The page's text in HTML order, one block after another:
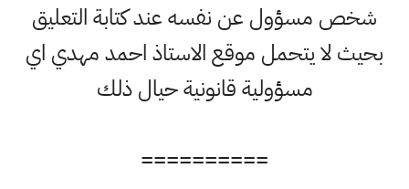
شخص مسؤول عن نفسه عند كتابة التعليق
بحيث لا يتحمل موقع الاستاذ احمد مهدي اي
مسؤولية قانونية حيال ذلك
==========